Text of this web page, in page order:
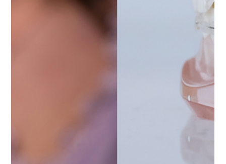
Perché la visita annuale dopo le
cure dentali è fondamentale?
Molti pensano che, una volta completato
quella che vedo ogni giorno, è diversa: la visita
annuale di controllo è una parte essenziale della